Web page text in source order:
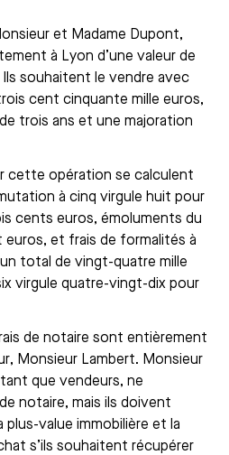
et Madame Dupont,
à Lyon d’une valeur de
souhaitent le vendre avec
cent cinquante mille euros,
trois ans et une majoration
cette opération se calculent
à cinq virgule huit pour
cents euros, émoluments du
euros, et frais de formalités à
total de vingt-quatre mille
virgule quatre-vingt-dix pour
de notaire sont entièrement
Monsieur Lambert. Monsieur
que vendeurs, ne
notaire, mais ils doivent
plus-value immobilière et la
s’ils souhaitent récupérer